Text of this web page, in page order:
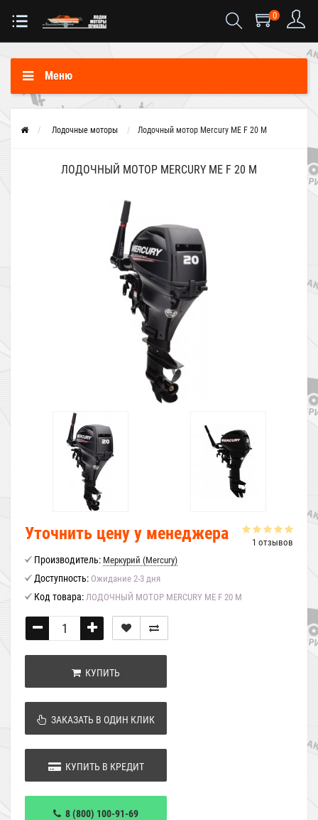
0
Меню
Лодочные моторы Лодочный мотор Mercury ME F 20 M
ЛОДОЧНЫЙ МОТОР MERCURY ME F 20 M
1 отзывов
Уточнить цену у менеджера
Производитель: Меркурий (Mercury)
Доступность: Ожидание 2-3 дня
Код товара: ЛОДОЧНЫЙ МОТОР MERCURY ME F 20 M
КУПИТЬ
ЗАКАЗАТЬ В ОДИН КЛИК
КУПИТЬ В КРЕДИТ
8 (800) 100-91-69